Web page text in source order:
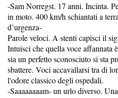
-Sam Norregst. 17 anni. Incinta.
in moto. 400 km/h schiantati a
d’urgenza-
Parole veloci. A stenti capisci il
Intuisci che quella voce affannata
sia un perfetto sconosciuto si sta
sbattere. Voci accavallarsi tra di
l'odore classico degli ospedali.
-Saaaaaaaam- un urlo diverso.